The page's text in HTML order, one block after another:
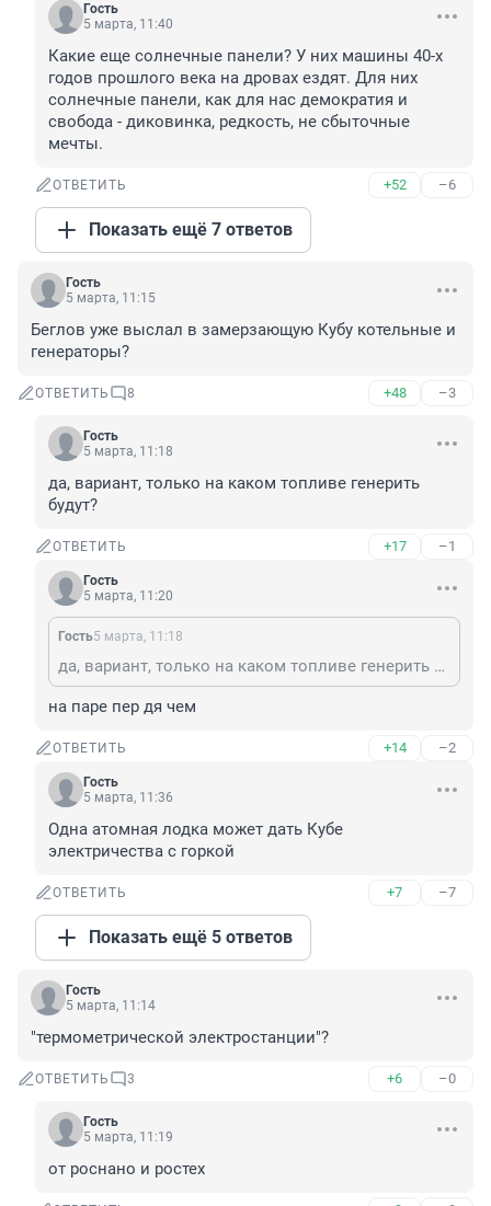
Гость
5 марта, 11:40
Какие еще солнечные панели? У них машины 40-х
годов прошлого века на дровах ездят. Для них
солнечные панели, как для нас демократия и
свобода - диковинка, редкость, не сбыточные
мечты.
ОТВЕТИТЬ +52 –6
Показать ещё 7 ответов
Гость
5 марта, 11:15
Беглов уже выслал в замерзающую Кубу котельные и
генераторы?
ОТВЕТИТЬ 8 +48 –3
Гость
5 марта, 11:18
да, вариант, только на каком топливе генерить
будут?
ОТВЕТИТЬ +17 –1
Гость
5 марта, 11:20
Гость5 марта, 11:18
да, вариант, только на каком топливе генерить будут?
на паре пер дя чем
ОТВЕТИТЬ +14 –2
Гость
5 марта, 11:36
Одна атомная лодка может дать Кубе
электричества с горкой
ОТВЕТИТЬ +7 –7
Показать ещё 5 ответов
Гость
5 марта, 11:14
"термометрической электростанции"?
ОТВЕТИТЬ 3 +6 –0
Гость
5 марта, 11:19
от роснано и ростех